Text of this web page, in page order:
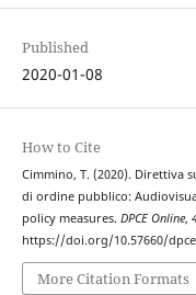
Published
2020-01-08
How to Cite
Cimmino, T. (2020). Direttiva
di ordine pubblico:
policy measures. DPCE Online,
https://doi.org/10.57660/
More Citation Formats